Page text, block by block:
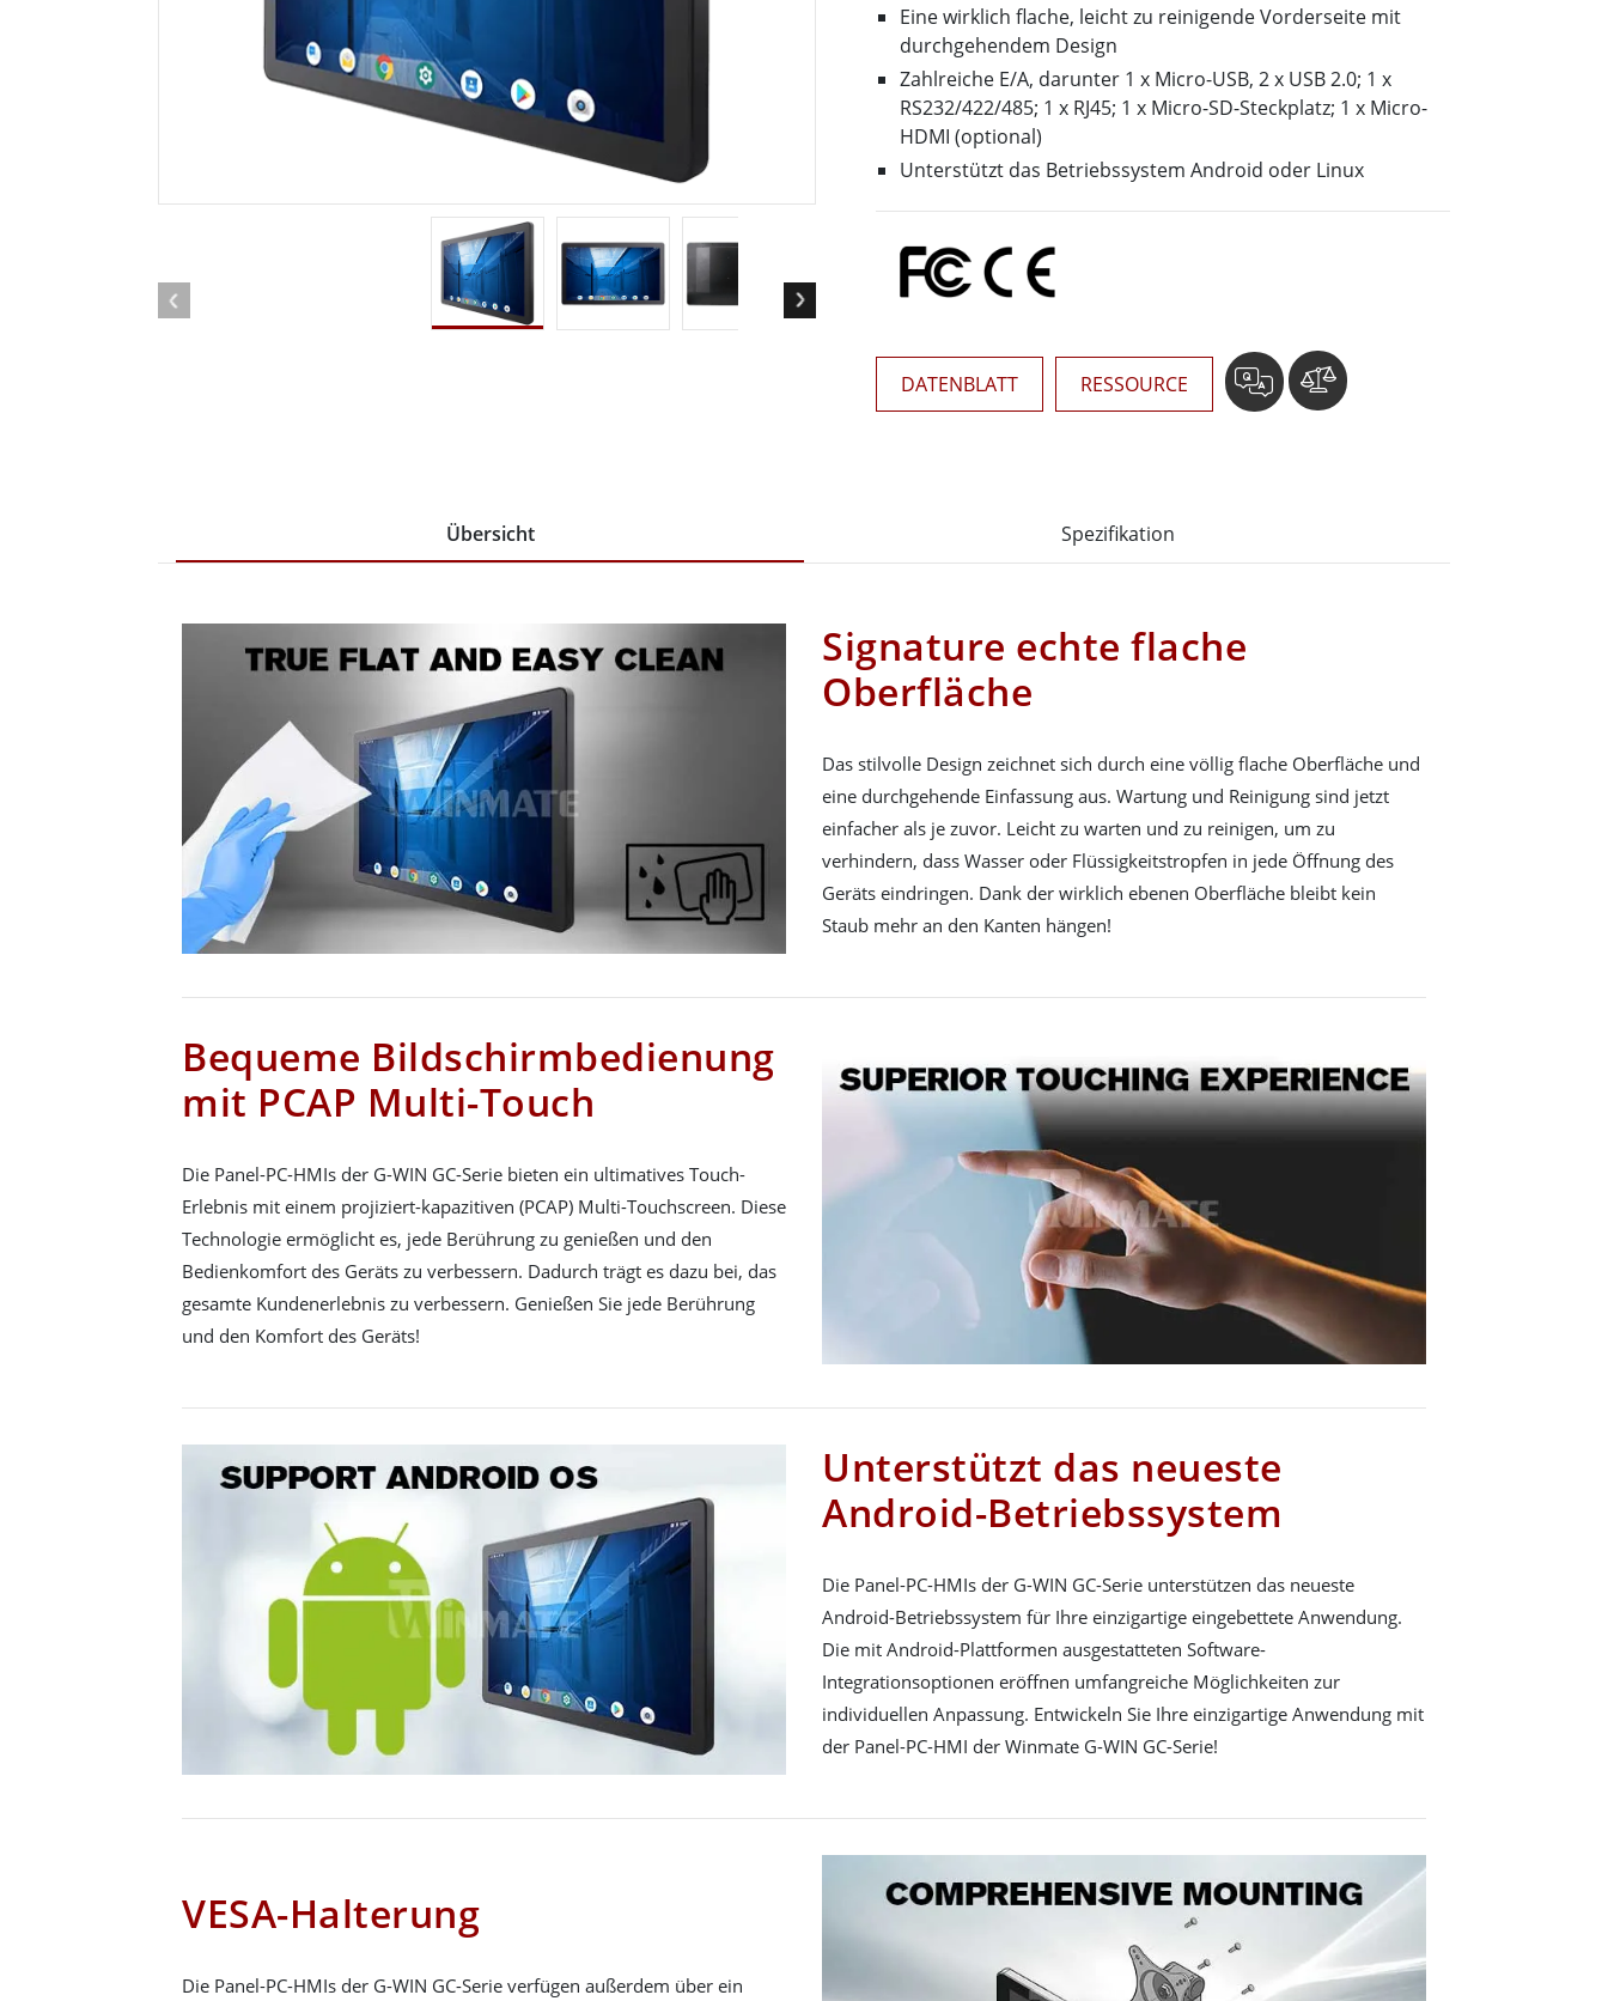
Tablet für Fahrzeugmontierte
Panel-PCs für das Gesundheitswesen
Display für das Gesundheitswesen
More
Robuster Roboter- Öl und Gas, ATEX-Klasse
Robustes Tablet in ATEX-Qualität
Robuster ATEX-Handheld
KI-Computer
Edge-KI-Mobilität
Edge AI Panel-PCs
Edelstahlqualität
Edelstahldisplay
Eine wirklich flache, leicht zu reinigende Vorderseite mit
durchgehendem Design
Zahlreiche E/A, darunter 1 x Micro-USB, 2 x USB 2.0; 1 x
RS232/422/485; 1 x RJ45; 1 x Micro-SD-Steckplatz; 1 x Micro-
HDMI (optional)
Unterstützt das Betriebssystem Android oder Linux
DATENBLATT RESSOURCE
Übersicht Spezifikation
Signature echte flache
Oberfläche
Das stilvolle Design zeichnet sich durch eine völlig flache Oberfläche und
eine durchgehende Einfassung aus. Wartung und Reinigung sind jetzt
einfacher als je zuvor. Leicht zu warten und zu reinigen, um zu
verhindern, dass Wasser oder Flüssigkeitstropfen in jede Öffnung des
Geräts eindringen. Dank der wirklich ebenen Oberfläche bleibt kein
Staub mehr an den Kanten hängen!
Bequeme Bildschirmbedienung
mit PCAP Multi-Touch
Die Panel-PC-HMIs der G-WIN GC-Serie bieten ein ultimatives Touch-
Erlebnis mit einem projiziert-kapazitiven (PCAP) Multi-Touchscreen. Diese
Technologie ermöglicht es, jede Berührung zu genießen und den
Bedienkomfort des Geräts zu verbessern. Dadurch trägt es dazu bei, das
gesamte Kundenerlebnis zu verbessern. Genießen Sie jede Berührung
und den Komfort des Geräts!
Unterstützt das neueste
Android-Betriebssystem
Die Panel-PC-HMIs der G-WIN GC-Serie unterstützen das neueste
Android-Betriebssystem für Ihre einzigartige eingebettete Anwendung.
Die mit Android-Plattformen ausgestatteten Software-
Integrationsoptionen eröffnen umfangreiche Möglichkeiten zur
individuellen Anpassung. Entwickeln Sie Ihre einzigartige Anwendung mit
der Panel-PC-HMI der Winmate G-WIN GC-Serie!
VESA-Halterung
Die Panel-PC-HMIs der G-WIN GC-Serie verfügen außerdem über ein